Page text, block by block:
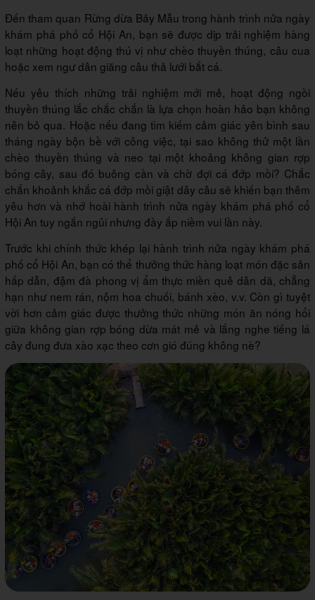
Đến tham quan Rừng dừa Bảy Mẫu trong hành trình nửa ngày
khám phá phố cổ Hội An, bạn sẽ được dịp trải nghiệm hàng
loạt những hoạt động thú vị như chèo thuyền thúng, câu cua
hoặc xem ngư dân giăng câu thả lưới bắt cá.
Nếu yêu thích những trải nghiệm mới mẻ, hoạt động ngồi
thuyền thúng lắc chắc chắn là lựa chọn hoàn hảo bạn không
nên bỏ qua. Hoặc nếu đang tìm kiếm cảm giác yên bình sau
tháng ngày bộn bề với công việc, tại sao không thử một lần
chèo thuyền thúng và neo tại một khoảng không gian rợp
bóng cây, sau đó buông cần và chờ đợi cá đớp mồi? Chắc
chắn khoảnh khắc cá đớp mồi giật dây câu sẽ khiến bạn thêm
yêu hơn và nhớ hoài hành trình nửa ngày khám phá phố cổ
Hội An tuy ngắn ngủi nhưng đầy ắp niềm vui lần này.
Trước khi chính thức khép lại hành trình nửa ngày khám phá
phố cổ Hội An, bạn có thể thưởng thức hàng loạt món đặc sản
hấp dẫn, đậm đà phong vị ẩm thực miền quê dân dã, chẳng
hạn như nem rán, nộm hoa chuối, bánh xèo, v.v. Còn gì tuyệt
vời hơn cảm giác được thưởng thức những món ăn nóng hổi
giữa không gian rợp bóng dừa mát mẻ và lắng nghe tiếng lá
cây đung đưa xào xạc theo cơn gió đúng không nè?